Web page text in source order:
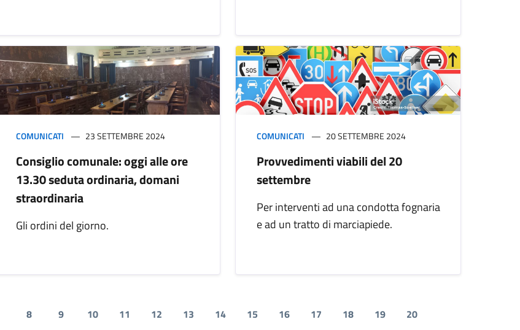
COMUNICATI 23 SETTEMBRE 2024
Consiglio comunale: oggi alle ore
13.30 seduta ordinaria, domani
straordinaria
Gli ordini del giorno.
COMUNICATI 20 SETTEMBRE 2024
Provvedimenti viabili del 20
settembre
Per interventi ad una condotta fognaria
e ad un tratto di marciapiede.
8 9 10 11 12 13 14 15 16 17 18 19
20